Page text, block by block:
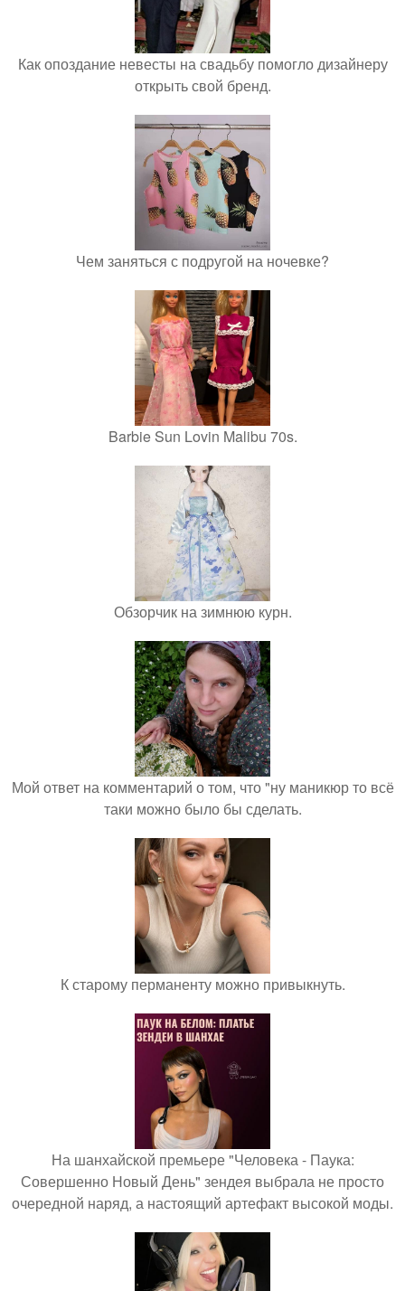
Как опоздание невесты на свадьбу помогло дизайнеру
открыть свой бренд.
Чем заняться с подругой на ночевке?
Barbie Sun Lovin Malibu 70s.
Обзорчик на зимнюю курн.
Мой ответ на комментарий о том, что "ну маникюр то всё
таки можно было бы сделать.
К старому перманенту можно привыкнуть.
На шанхайской премьере "Человека - Паука:
Совершенно Новый День" зендея выбрала не просто
очередной наряд, а настоящий артефакт высокой моды.